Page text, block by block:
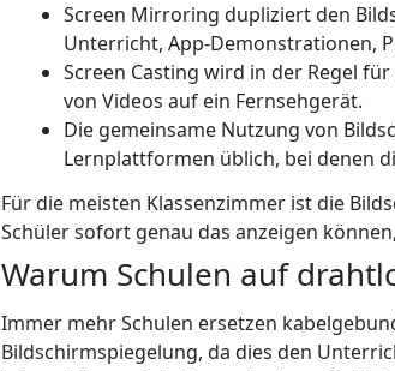
Screen Mirroring dupliziert den
Unterricht, App-Demonstrationen,
Screen Casting wird in der Regel
von Videos auf ein Fernsehgerät.
Die gemeinsame Nutzung von
Lernplattformen üblich, bei denen
Für die meisten Klassenzimmer ist die
Schüler sofort genau das anzeigen
Warum Schulen auf
Immer mehr Schulen ersetzen
Bildschirmspiegelung, da dies den